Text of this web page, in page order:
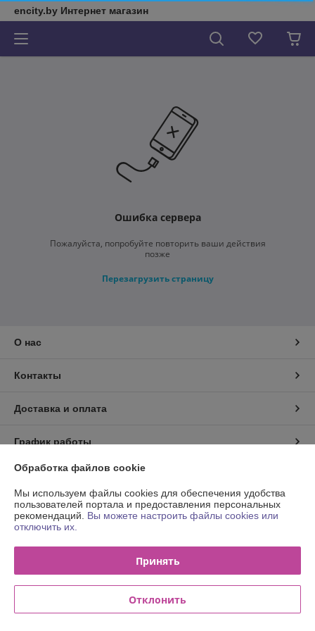
encity.by Интернет магазин
Ошибка сервера
Пожалуйста, попробуйте повторить ваши действия
позже
Перезагрузить страницу
О нас
Контакты
Доставка и оплата
График работы
Полная версия сайта
Политика обработки cookies
Обработка файлов cookie
Мы используем файлы cookies для обеспечения удобства
пользователей портала и предоставления персональных
рекомендаций. Вы можете настроить файлы cookies или
отключить их.
Принять
Отклонить